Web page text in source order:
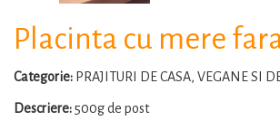
Placinta cu mere
Categorie: PRAJITURI DE CASA, VEGANE SI
Descriere:500g de post